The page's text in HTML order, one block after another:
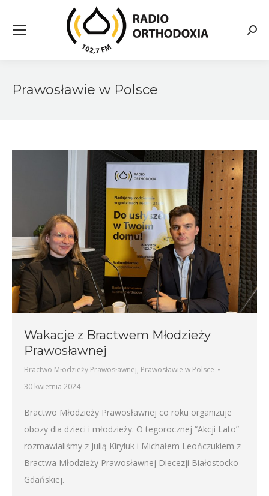
Prawosławie w Polsce
Wakacje z Bractwem Młodzieży
Prawosławnej
Bractwo Młodzieży Prawosławnej, Prawosławie w Polsce
30 kwietnia 2024
Bractwo Młodzieży Prawosławnej co roku organizuje
obozy dla dzieci i młodzieży. O tegorocznej “Akcji Lato”
rozmawialiśmy z Julią Kiryluk i Michałem Leończukiem z
Bractwa Młodzieży Prawosławnej Diecezji Białostocko
Gdańskiej.